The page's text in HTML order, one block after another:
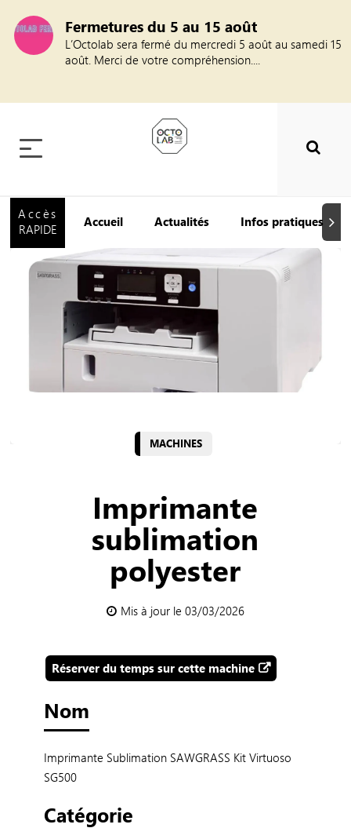
Fermetures du 5 au 15 août
L’Octolab sera fermé du mercredi 5 août au samedi 15
août. Merci de votre compréhension....
Accès
RAPIDE
Accueil Actualités Infos pratiques
MACHINES
Imprimante
sublimation
polyester
Mis à jour le 03/03/2026
Réserver du temps sur cette machine
Nom
Imprimante Sublimation SAWGRASS Kit Virtuoso
SG500
Catégorie